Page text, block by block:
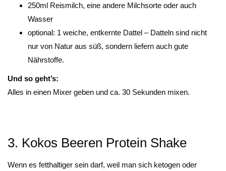
250ml Reismilch, eine andere Milchsorte oder auch
Wasser
optional: 1 weiche, entkernte Dattel – Datteln sind nicht
nur von Natur aus süß, sondern liefern auch gute
Nährstoffe.
Und so geht’s:
Alles in einen Mixer geben und ca. 30 Sekunden mixen.
3. Kokos Beeren Protein Shake
Wenn es fetthaltiger sein darf, weil man sich ketogen oder